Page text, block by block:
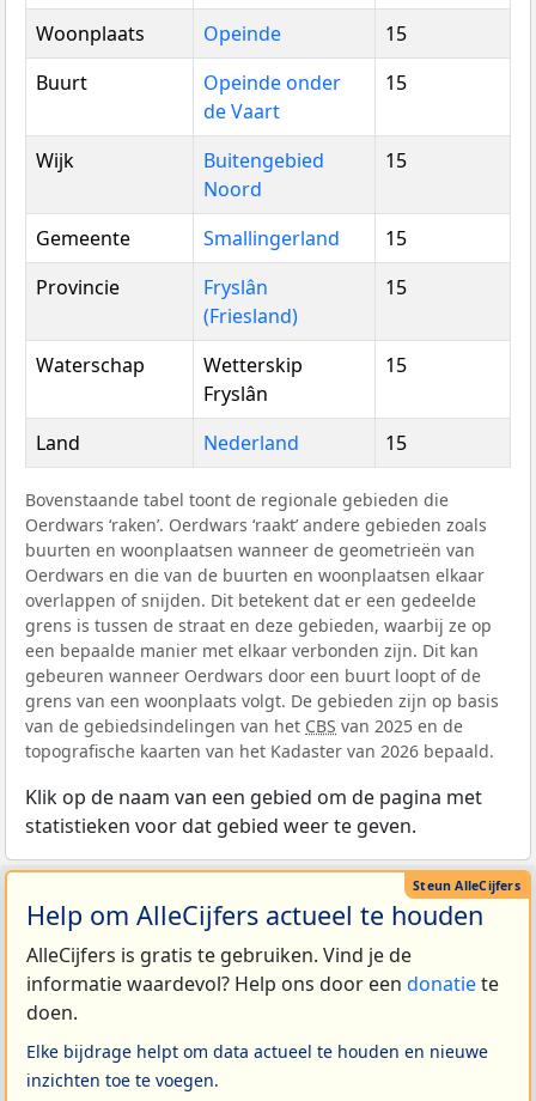
Woonplaats Opeinde
15
Buurt
Opeinde onder
de Vaart
15
Wijk
Buitengebied
Noord
15
Gemeente Smallingerland
15
Provincie
Fryslân
(Friesland)
15
Waterschap
Wetterskip
Fryslân
15
Land Nederland 15
Bovenstaande tabel toont de regionale gebieden die
Oerdwars ‘raken’. Oerdwars ‘raakt’ andere gebieden zoals
buurten en woonplaatsen wanneer de geometrieën van
Oerdwars en die van de buurten en woonplaatsen elkaar
overlappen of snijden. Dit betekent dat er een gedeelde
grens is tussen de straat en deze gebieden, waarbij ze op
een bepaalde manier met elkaar verbonden zijn. Dit kan
gebeuren wanneer Oerdwars door een buurt loopt of de
grens van een woonplaats volgt. De gebieden zijn op basis
van de gebiedsindelingen van het CBS van 2025 en de
topografische kaarten van het Kadaster van 2026 bepaald.
Klik op de naam van een gebied om de pagina met
statistieken voor dat gebied weer te geven.
Help om AlleCijfers actueel te houden
AlleCijfers is gratis te gebruiken. Vind je de
informatie waardevol? Help ons door een donatiete
doen.
Elke bijdrage helpt om data actueel te houden en nieuwe
inzichten toe te voegen.